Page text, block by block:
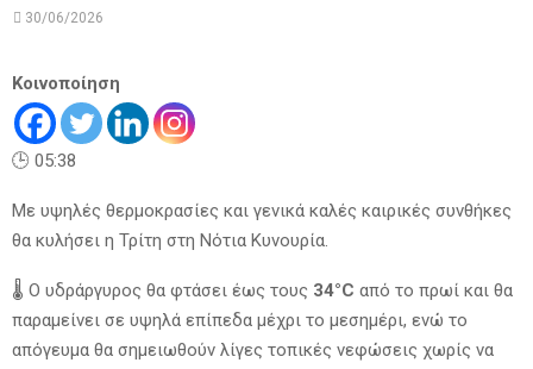
30/06/2026
Κοινοποίηση
🕒 05:38
Με υψηλές θερμοκρασίες και γενικά καλές καιρικές συνθήκες
θα κυλήσει η Τρίτη στη Νότια Κυνουρία.
🌡️ Ο υδράργυρος θα φτάσει έως τους 34°C από το πρωί και θα
παραμείνει σε υψηλά επίπεδα μέχρι το μεσημέρι, ενώ το
απόγευμα θα σημειωθούν λίγες τοπικές νεφώσεις χωρίς να